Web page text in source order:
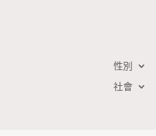
性別
社會